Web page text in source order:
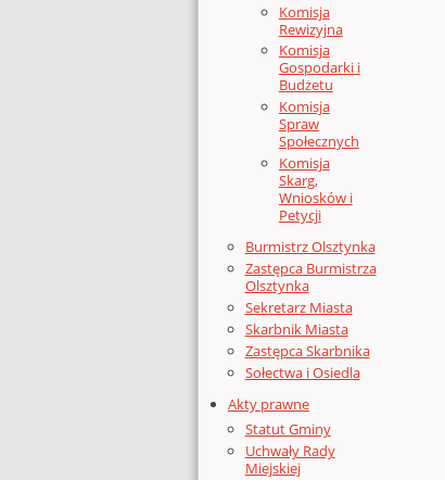
Komisja
Rewizyjna
Komisja
Gospodarki i
Budżetu
Komisja
Spraw
Społecznych
Komisja
Skarg,
Wniosków i
Petycji
Burmistrz Olsztynka
Zastępca Burmistrza
Olsztynka
Sekretarz Miasta
Skarbnik Miasta
Zastępca Skarbnika
Sołectwa i Osiedla
Akty prawne
Statut Gminy
Uchwały Rady
Miejskiej